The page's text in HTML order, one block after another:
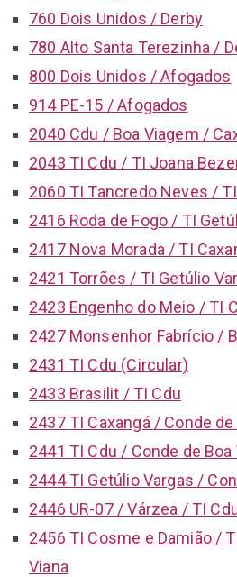
760 Dois Unidos / Derby
780 Alto Santa Terezinha /
800 Dois Unidos / Afogados
914 PE-15 / Afogados
2040 Cdu / Boa Viagem /
2043 TI Cdu / TI Joana
2060 TI Tancredo Neves /
2416 Roda de Fogo / TI
2417 Nova Morada / TI
2421 Torrões / TI Getúlio
2423 Engenho do Meio / TI
2427 Monsenhor Fabrício /
2431 TI Cdu (Circular)
2433 Brasilit / TI Cdu
2437 TI Caxangá / Conde
2441 TI Cdu / Conde de Boa
2444 TI Getúlio Vargas /
2446 UR-07 / Várzea / TI
2456 TI Cosme e Damião /
Viana